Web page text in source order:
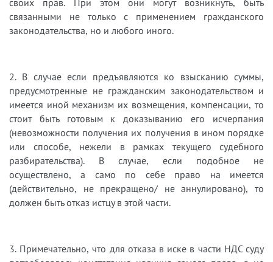
своих прав. При этом они могут возникнуть, быть
связанными не только с применением гражданского
законодательства, но и любого иного.
2. В случае если предъявляются ко взысканию суммы,
предусмотренные не гражданским законодательством и
имеется иной механизм их возмещения, компенсации, то
стоит быть готовым к доказыванию его исчерпания
(невозможности получения их получения в ином порядке
или способе, нежели в рамках текущего судебного
разбирательства). В случае, если подобное не
осуществлено, а само по себе право на имеется
(действительно, не прекращено/ не аннулировано), то
должен быть отказ истцу в этой части.
3. Примечательно, что для отказа в иске в части НДС суду